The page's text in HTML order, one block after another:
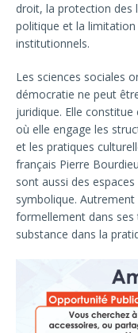
droit, la protection des
politique et la
institutionnels.
Les sciences sociales
démocratie ne peut
juridique. Elle
où elle engage les
et les pratiques
français Pierre
sont aussi des
symbolique.
formellement dans
substance dans la